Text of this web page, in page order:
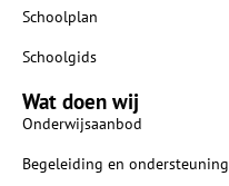
Schoolplan
Schoolgids
Wat doen wij
Onderwijsaanbod
Begeleiding en ondersteuning